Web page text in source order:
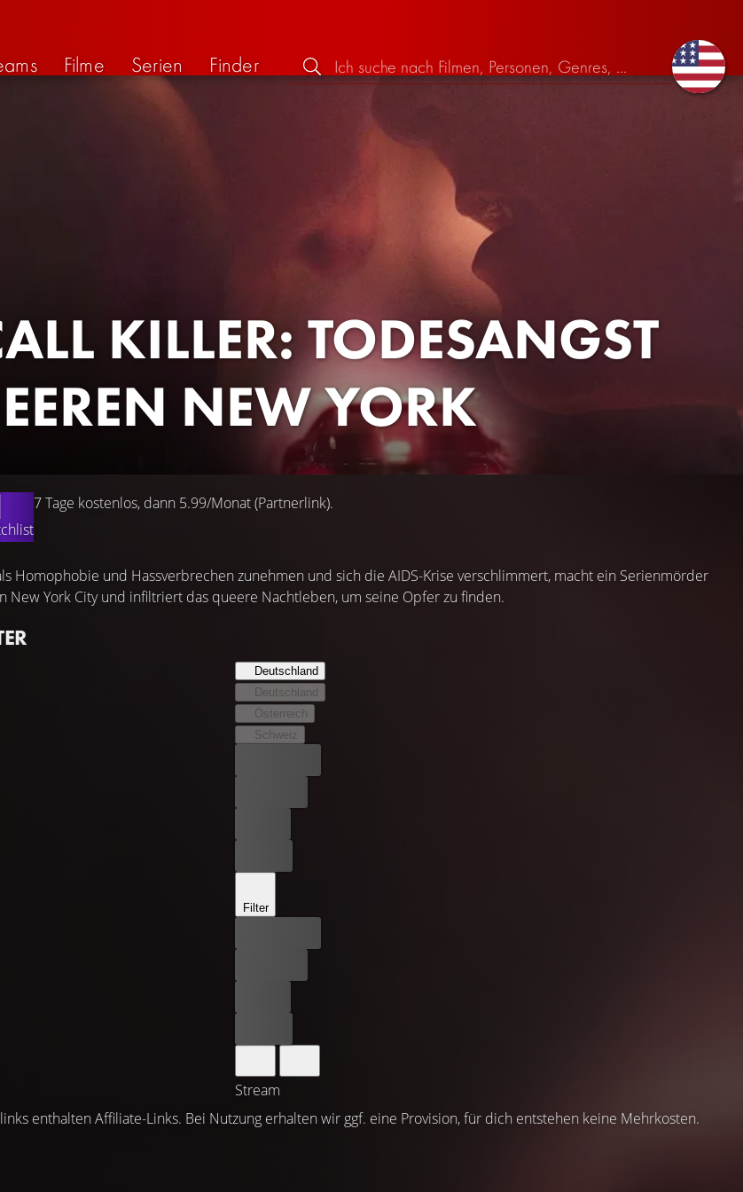
Filme Serien Finder
KILLER: TODESANGST
NEW YORK
7 Tage kostenlos, dann 5.99/Monat (Partnerlink).
Homophobie und Hassverbrechen zunehmen und sich die AIDS-Krise verschlimmert, macht ein Serienmörder
New York City und infiltriert das queere Nachtleben, um seine Opfer zu finden.
Deutschland
Deutschland
Österreich
Schweiz
Filter
Stream
enthalten Affiliate-Links. Bei Nutzung erhalten wir ggf. eine Provision, für dich entstehen keine Mehrkosten.